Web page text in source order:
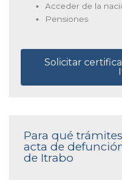
Acceder de la
Pensiones
Solicitar
Para qué
acta de
de Itrabo